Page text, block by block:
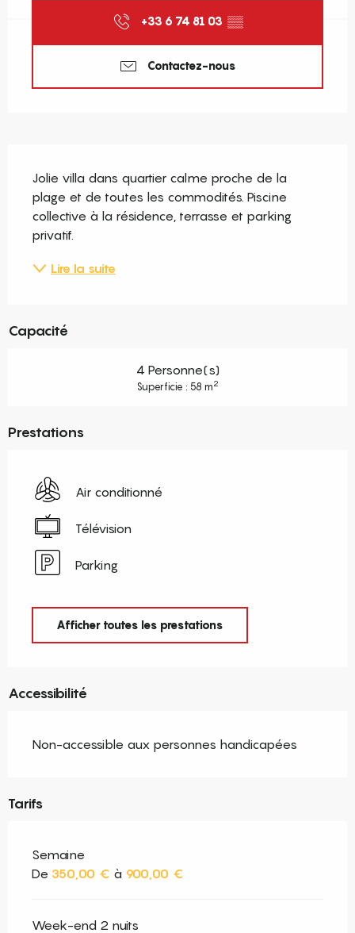
+33 6 74 81 03 ▒▒
Contactez-nous
Jolie villa dans quartier calme proche de la
plage et de toutes les commodités. Piscine
collective à la résidence, terrasse et parking
privatif.
Lire la suite
Capacité
4 Personne(s)
Superficie : 58 m2
Prestations
Air conditionné
Télévision
Parking
Afficher toutes les prestations
Accessibilité
Non-accessible aux personnes handicapées
Tarifs
Semaine
De 350,00 € à 900,00 €
Week-end 2 nuits